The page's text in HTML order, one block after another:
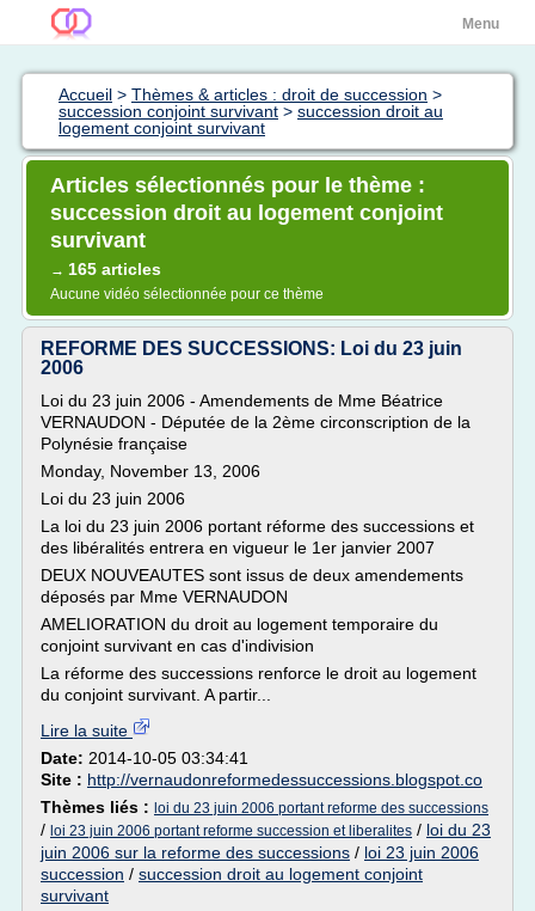
Menu
Accueil > Thèmes & articles : droit de succession >
succession conjoint survivant > succession droit au
logement conjoint survivant
Articles sélectionnés pour le thème :
succession droit au logement conjoint
survivant
→ 165 articles
Aucune vidéo sélectionnée pour ce thème
REFORME DES SUCCESSIONS: Loi du 23 juin
2006
Loi du 23 juin 2006 - Amendements de Mme Béatrice
VERNAUDON - Députée de la 2ème circonscription de la
Polynésie française
Monday, November 13, 2006
Loi du 23 juin 2006
La loi du 23 juin 2006 portant réforme des successions et
des libéralités entrera en vigueur le 1er janvier 2007
DEUX NOUVEAUTES sont issus de deux amendements
déposés par Mme VERNAUDON
AMELIORATION du droit au logement temporaire du
conjoint survivant en cas d'indivision
La réforme des successions renforce le droit au logement
du conjoint survivant. A partir...
Lire la suite
Date: 2014-10-05 03:34:41
Site : http://vernaudonreformedessuccessions.blogspot.co
Thèmes liés : loi du 23 juin 2006 portant reforme des successions
/ loi 23 juin 2006 portant reforme succession et liberalites / loi du 23
juin 2006 sur la reforme des successions / loi 23 juin 2006
succession / succession droit au logement conjoint
survivant